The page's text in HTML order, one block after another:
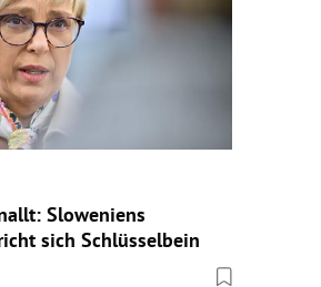
Sloweniens
sich Schlüsselbein